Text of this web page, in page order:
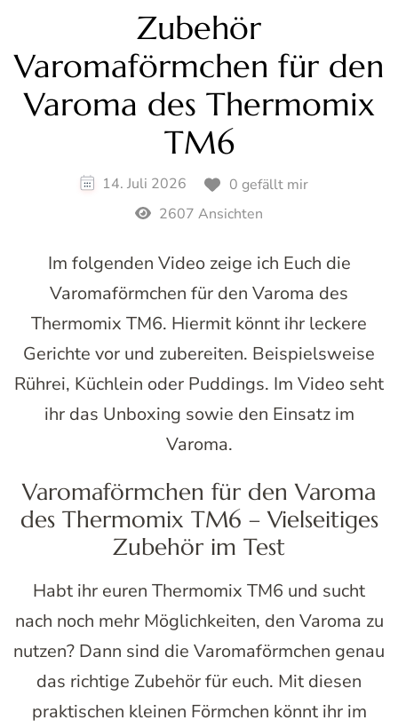
Zubehör
Varomaförmchen für den
Varoma des Thermomix
TM6
14. Juli 2026
0 gefällt mir
2607 Ansichten
Im folgenden Video zeige ich Euch die
Varomaförmchen für den Varoma des
Thermomix TM6. Hiermit könnt ihr leckere
Gerichte vor und zubereiten. Beispielsweise
Rührei, Küchlein oder Puddings. Im Video seht
ihr das Unboxing sowie den Einsatz im
Varoma.
Varomaförmchen für den Varoma
des Thermomix TM6 – Vielseitiges
Zubehör im Test
Habt ihr euren Thermomix TM6 und sucht
nach noch mehr Möglichkeiten, den Varoma zu
nutzen? Dann sind die Varomaförmchen genau
das richtige Zubehör für euch. Mit diesen
praktischen kleinen Förmchen könnt ihr im